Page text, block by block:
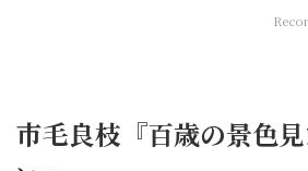
市毛良枝『百歳の景色